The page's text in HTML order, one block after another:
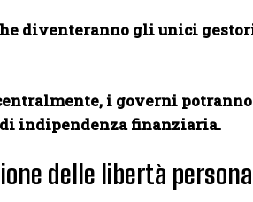
diventeranno gli unici
i governi
indipendenza finanziaria.
delle libertà